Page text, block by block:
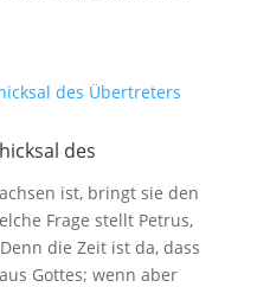
des
ist, bringt sie den
Frage stellt Petrus,
die Zeit ist da, dass
Gottes; wenn aber